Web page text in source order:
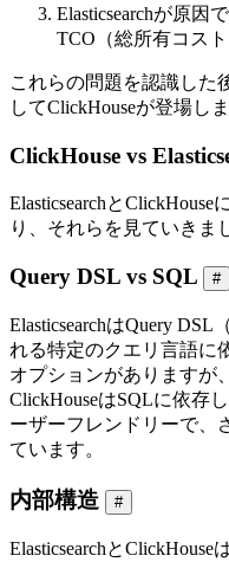
Elasticsearchが原因
TCO（総所有コス
これらの問題を認識した
してClickHouseが登場し
ClickHouse vs
Elasticsearchと
り、それらを見ていきま
Query DSL vs SQL #
ElasticsearchはQuery DSL
れる特定のクエリ言語に
オプションがありますが
ClickHouseはSQLに依存
ーザーフレンドリーで、
ています。
内部構造 #
Elasticsearchと